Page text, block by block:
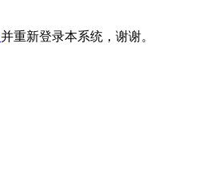
并重新登录本系统，谢谢。